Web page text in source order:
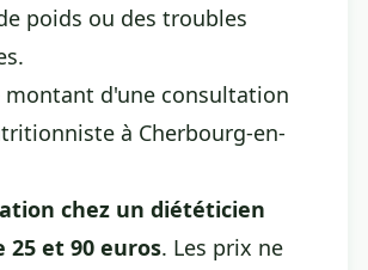
poids ou des troubles
montant d'une consultation
à Cherbourg-en-
chez un diététicien
et 90 euros. Les prix ne